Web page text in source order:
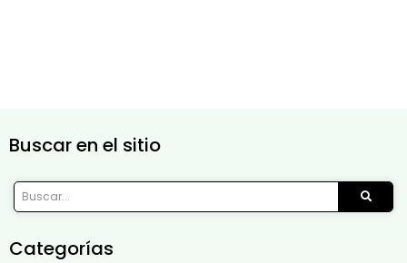
Buscar en el sitio
Categorías